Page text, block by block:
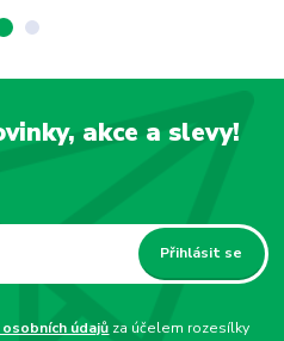
akce a slevy!
Přihlásit se
údajů za účelem rozesílky